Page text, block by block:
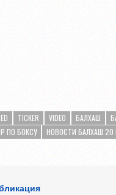
TICKER VIDEO БАЛХАШ
ПО БОКСУ НОВОСТИ БАЛХАШ